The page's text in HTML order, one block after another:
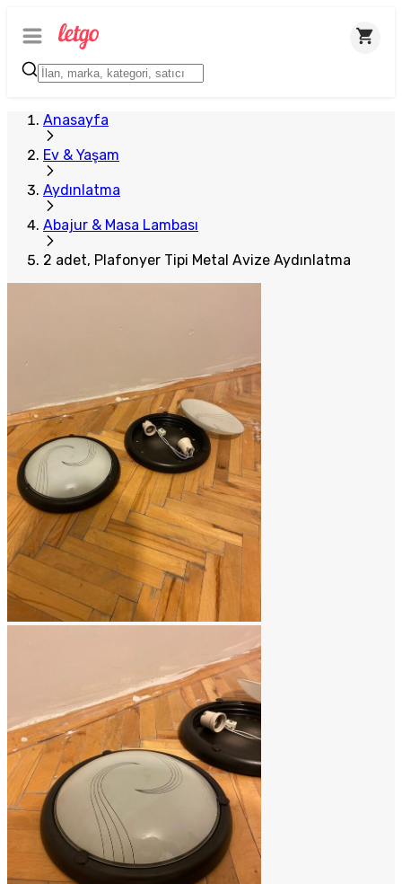
Anasayfa
Ev & Yaşam
Aydınlatma
Abajur & Masa Lambası
2 adet, Plafonyer Tipi Metal Avize Aydınlatma